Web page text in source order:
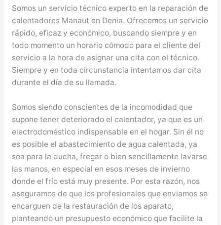
Somos un servicio técnico experto en la reparación de
calentadores Manaut en Denia. Ofrecemos un servicio
rápido, eficaz y económico, buscando siempre y en
todo momento un horario cómodo para el cliente del
servicio a la hora de asignar una cita con el técnico.
Siempre y en toda circunstancia intentamos dar cita
durante el día de su llamada.
Somos siendo conscientes de la incomodidad que
supone tener deteriorado el calentador, ya que es un
electrodoméstico indispensable en el hogar. Sin él no
es posible el abastecimiento de agua calentada, ya
sea para la ducha, fregar o bien sencillamente lavarse
las manos, en especial en esos meses de invierno
donde el frío está muy presente. Por esta razón, nos
aseguramos de que los profesionales que enviamos se
encarguen de la restauración de los aparato,
planteando un presupuesto económico que facilite la